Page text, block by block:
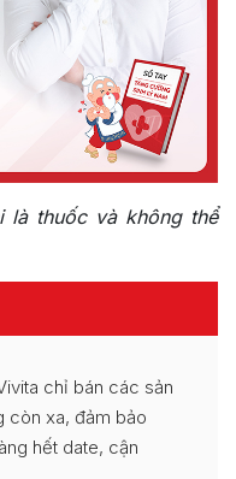
là thuốc và không thể
chỉ bán các sản
còn xa, đảm bảo
hết date, cận